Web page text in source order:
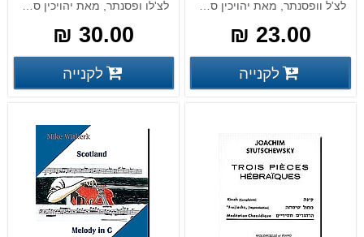
23.00 ₪
פרטים נוספים פרטים נוספים לקנייה
30.00 ₪
פרטים נוספים
לקנייה